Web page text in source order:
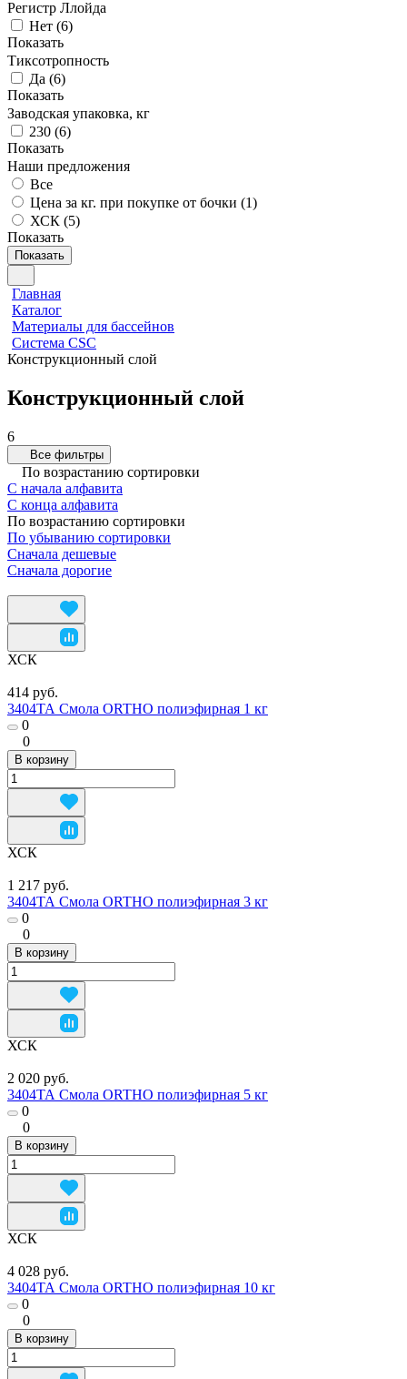
Регистр Ллойда
Нет (6)
Показать
Тиксотропность
Да (6)
Показать
Заводская упаковка, кг
230 (6)
Показать
Наши предложения
Все
Цена за кг. при покупке от бочки (1)
ХСК (5)
Показать
Показать
Главная
Каталог
Материалы для бассейнов
Система CSC
Конструкционный слой
Конструкционный слой
6
Все фильтры
По возрастанию сортировки
С начала алфавита
С конца алфавита
По возрастанию сортировки
По убыванию сортировки
Сначала дешевые
Сначала дорогие
ХСК
414 руб.
3404ТА Смола ORTHO полиэфирная 1 кг
0
0
В корзину
ХСК
1 217 руб.
3404ТА Смола ORTHO полиэфирная 3 кг
0
0
В корзину
ХСК
2 020 руб.
3404ТА Смола ORTHO полиэфирная 5 кг
0
0
В корзину
ХСК
4 028 руб.
3404ТА Смола ORTHO полиэфирная 10 кг
0
0
В корзину